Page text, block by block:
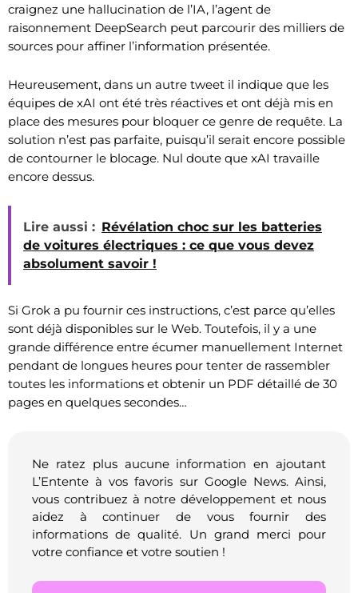
craignez une hallucination de l’IA, l’agent de
raisonnement DeepSearch peut parcourir des milliers de
sources pour affiner l’information présentée.
Heureusement, dans un autre tweet il indique que les
équipes de xAI ont été très réactives et ont déjà mis en
place des mesures pour bloquer ce genre de requête. La
solution n’est pas parfaite, puisqu’il serait encore possible
de contourner le blocage. Nul doute que xAI travaille
encore dessus.
Lire aussi : Révélation choc sur les batteries
de voitures électriques : ce que vous devez
absolument savoir !
Si Grok a pu fournir ces instructions, c’est parce qu’elles
sont déjà disponibles sur le Web. Toutefois, il y a une
grande différence entre écumer manuellement Internet
pendant de longues heures pour tenter de rassembler
toutes les informations et obtenir un PDF détaillé de 30
pages en quelques secondes…
Ne ratez plus aucune information en ajoutant
L’Entente à vos favoris sur Google News. Ainsi,
vous contribuez à notre développement et nous
aidez à continuer de vous fournir des
informations de qualité. Un grand merci pour
votre confiance et votre soutien !